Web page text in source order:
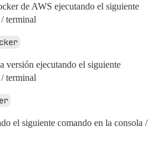
de AWS ejecutando el siguiente
terminal
versión ejecutando el siguiente
terminal
el siguiente comando en la consola /